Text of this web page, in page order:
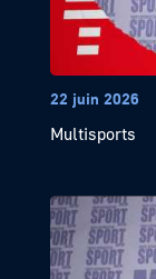
22 juin 2026
Multisports